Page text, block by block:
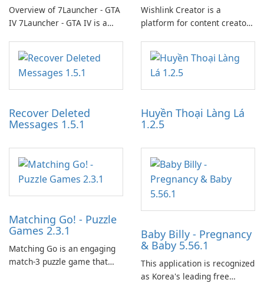
Overview of 7Launcher - GTA
IV 7Launcher - GTA IV is a
application designed to
optimize the gaming
experience for Grand Theft
Auto IV.
Wishlink Creator is a
platform for content creators
work through built-in brand
partnerships and integrated
tools for content distribution
and audience engagement.
Recover Deleted
Messages 1.5.1
Huyền Thoại Làng Lá
1.2.5
Matching Go! - Puzzle
Games 2.3.1
Matching Go is an engaging
match-3 puzzle game that
Baby Billy - Pregnancy
& Baby 5.56.1
This application is recognized
as Korea's leading free